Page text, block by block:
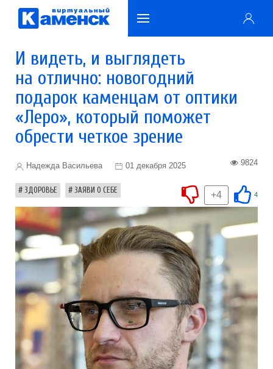
И видеть, и выглядеть
на отлично: новогодний
подарок каменцам от оптики
«Леро», который поможет
обрести четкое зрение
Надежда Васильева 01 декабря 2025 9824
ЗДОРОВЬЕ ЗАЯВИ О СЕБЕ 4
+4